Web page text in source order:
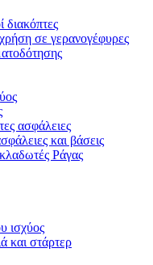
διακόπτες
σε γερανογέφυρες
ασφάλειες
και βάσεις
Ράγας
ισχύος
και στάρτερ